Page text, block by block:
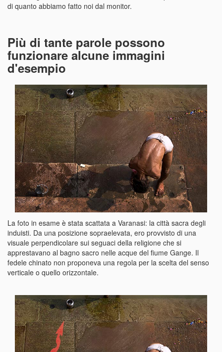
di quanto abbiamo fatto noi dal monitor.
Più di tante parole possono
funzionare alcune immagini
d'esempio
La foto in esame è stata scattata a Varanasi: la città sacra degli
induisti. Da una posizione sopraelevata, ero provvisto di una
visuale perpendicolare sui seguaci della religione che si
apprestavano al bagno sacro nelle acque del fiume Gange. Il
fedele chinato non proponeva una regola per la scelta del senso
verticale o quello orizzontale.